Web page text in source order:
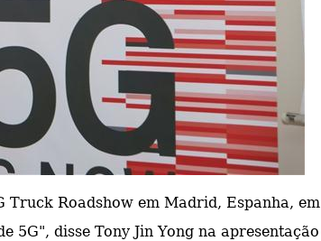
Truck Roadshow em Madrid, Espanha, em
5G", disse Tony Jin Yong na apresentação